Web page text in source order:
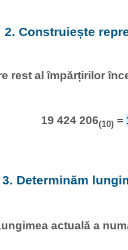
2. Construiește
rest al împărțirilor
19 424 206(10) =
3. Determinăm
actuală a